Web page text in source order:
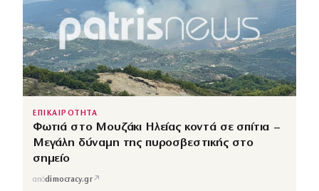
ΕΠΙΚΑΙΡΟΤΗΤΑ
Φωτιά στο Μουζάκι Ηλείας κοντά σε σπίτια –
Μεγάλη δύναμη της πυροσβεστικής στο
σημείο
απόdimocracy.gr↗